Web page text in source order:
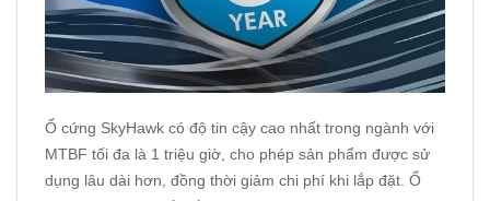
Ổ cứng SkyHawk có độ tin cậy cao nhất trong ngành với
MTBF tối đa là 1 triệu giờ, cho phép sản phẩm được sử
dụng lâu dài hơn, đồng thời giảm chi phí khi lắp đặt. Ổ